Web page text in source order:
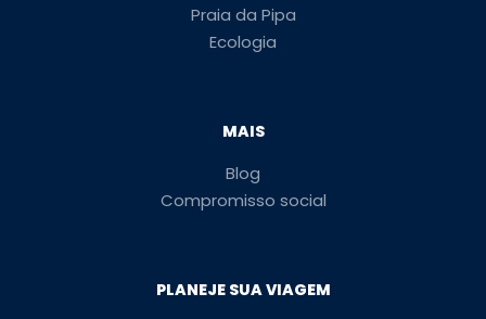
Praia da Pipa
Ecologia
MAIS
Blog
Compromisso social
PLANEJE SUA VIAGEM